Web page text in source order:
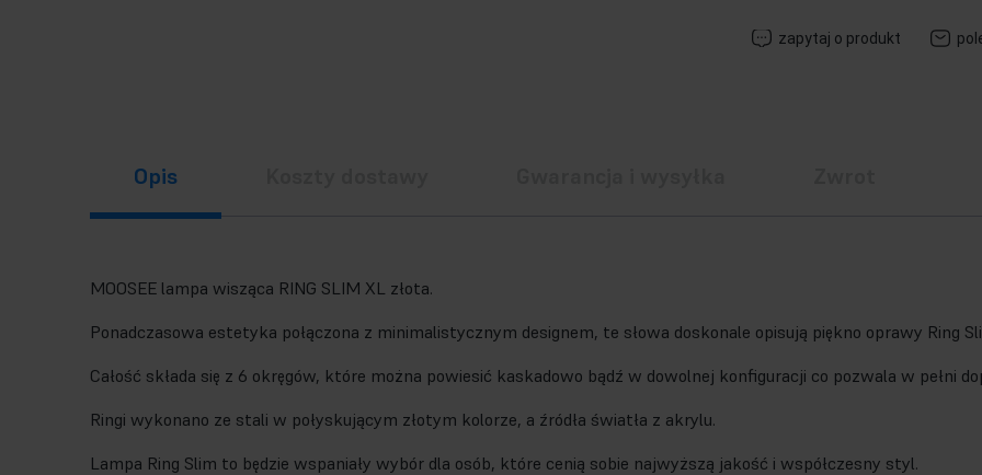
zapytaj o produkt
Opis
MOOSEE lampa wisząca RING SLIM XL złota.
Ponadczasowa estetyka połączona z minimalistycznym designem, te słowa doskonale opisują piękno oprawy Ring
Całość składa się z 6 okręgów, które można powiesić kaskadowo bądź w dowolnej konfiguracji co pozwala w pełni
Ringi wykonano ze stali w połyskującym złotym kolorze, a źródła światła z akrylu.
Lampa Ring Slim to będzie wspaniały wybór dla osób, które cenią sobie najwyższą jakość i współczesny styl.